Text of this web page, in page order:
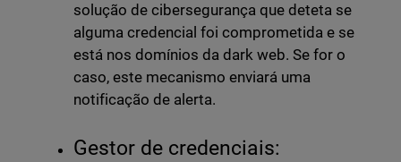
solução de cibersegurança que deteta se
alguma credencial foi comprometida e se
está nos domínios da dark web. Se for o
caso, este mecanismo enviará uma
notificação de alerta.
Gestor de credenciais: